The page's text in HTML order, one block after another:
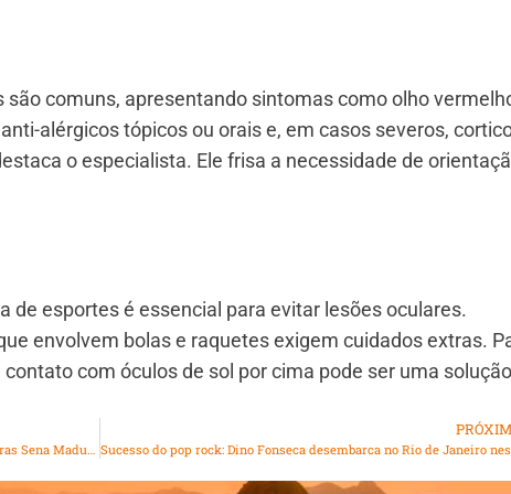
são comuns, apresentando sintomas como olho
alérgicos tópicos ou orais e, em casos severos,
o especialista. Ele frisa a necessidade de
de esportes é essencial para evitar lesões oculares.
envolvem bolas e raquetes exigem cuidados extras.
com óculos de sol por cima pode ser uma solução
Palestra ” Autoconhecimento da Íris” – Ciclo de Palestras Sena Madureira